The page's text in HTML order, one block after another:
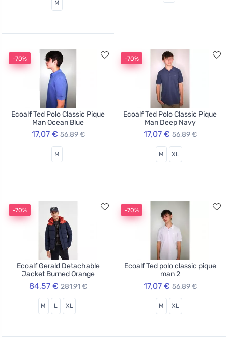
M
-70%
Ecoalf Ted Polo Classic Pique
Man Ocean Blue
17,07 € 56,89 €
M
-70%
Ecoalf Ted Polo Classic Pique
Man Deep Navy
17,07 € 56,89 €
M XL
-70%
Ecoalf Gerald Detachable
Jacket Burned Orange
84,57 € 281,91 €
M L XL
-70%
Ecoalf Ted polo classic pique
man 2
17,07 € 56,89 €
M XL